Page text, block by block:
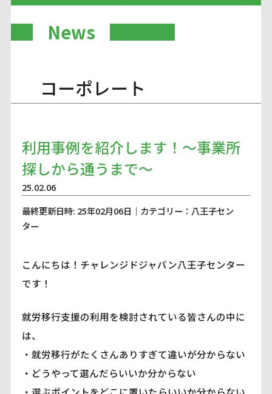
News
コーポレート
利用事例を紹介します！～事業所
探しから通うまで～
25.02.06
最終更新日時: 25年02月06日｜カテゴリー：八王子セン
ター
こんにちは！チャレンジドジャパン八王子センター
です！
就労移行支援の利用を検討されている皆さんの中に
は、
・就労移行がたくさんありすぎて違いが分からない
・どうやって選んだらいいか分からない